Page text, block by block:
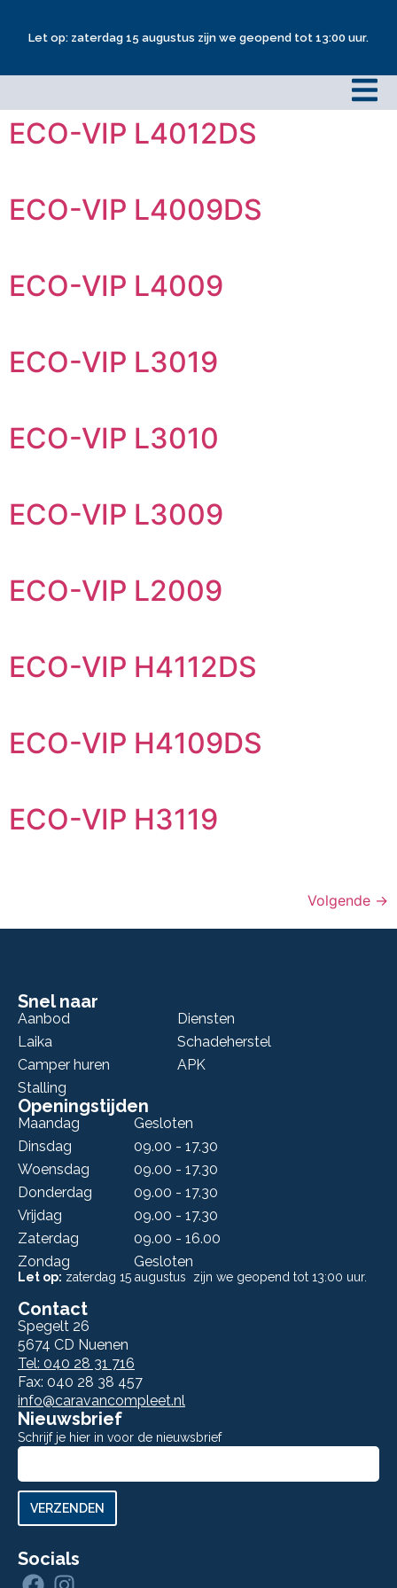
Let op: zaterdag 15 augustus zijn we geopend tot 13:00 uur.
ECO-VIP L4012DS
ECO-VIP L4009DS
ECO-VIP L4009
ECO-VIP L3019
ECO-VIP L3010
ECO-VIP L3009
ECO-VIP L2009
ECO-VIP H4112DS
ECO-VIP H4109DS
ECO-VIP H3119
Volgende →
Snel naar
Aanbod
Laika
Camper huren
Stalling
Diensten
Schadeherstel
APK
Openingstijden
Maandag
Dinsdag
Woensdag
Donderdag
Vrijdag
Zaterdag
Zondag
Gesloten
09.00 - 17.30
09.00 - 17.30
09.00 - 17.30
09.00 - 17.30
09.00 - 16.00
Gesloten
Let op: zaterdag 15 augustus zijn we geopend tot 13:00 uur.
Contact
Spegelt 26
5674 CD Nuenen
Tel: 040 28 31 716
Fax: 040 28 38 457
info@caravancompleet.nl
Nieuwsbrief
Schrijf je hier in voor de nieuwsbrief
nieuwsbrief
VERZENDEN
Socials